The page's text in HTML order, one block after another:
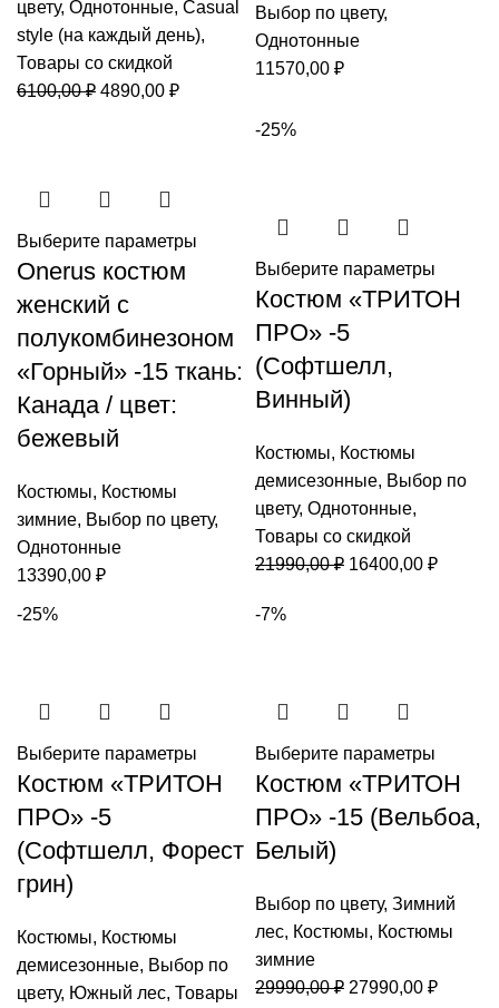
цвету, Однотонные, Casual
style (на каждый день),
Товары со скидкой
6100,00₽ Первоначальная
4890,00 ₽Текущая
Выбор по цвету,
Однотонные
11570,00 ₽
Выберите параметры
Onerus костюм
женский с
полукомбинезоном
«Горный» -15 ткань:
Канада / цвет:
бежевый
Костюмы, Костюмы
зимние, Выбор по цвету,
Однотонные
13390,00 ₽
-25%
Выберите параметры
Костюм «ТРИТОН
ПРО» -5
(Софтшелл,
Винный)
Костюмы, Костюмы
демисезонные, Выбор по
цвету, Однотонные,
Товары со скидкой
21990,00₽ Первоначальная
16400,00 ₽
-25%
Выберите параметры
Костюм «ТРИТОН
ПРО» -5
(Софтшелл, Форест
грин)
Костюмы, Костюмы
демисезонные, Выбор по
цвету, Южный лес, Товары
-7%
Выберите параметры
Костюм «ТРИТОН
ПРО» -15 (Вельбоа,
Белый)
Выбор по цвету, Зимний
лес, Костюмы, Костюмы
зимние
29990,00₽ Первоначальная
27990,00 ₽